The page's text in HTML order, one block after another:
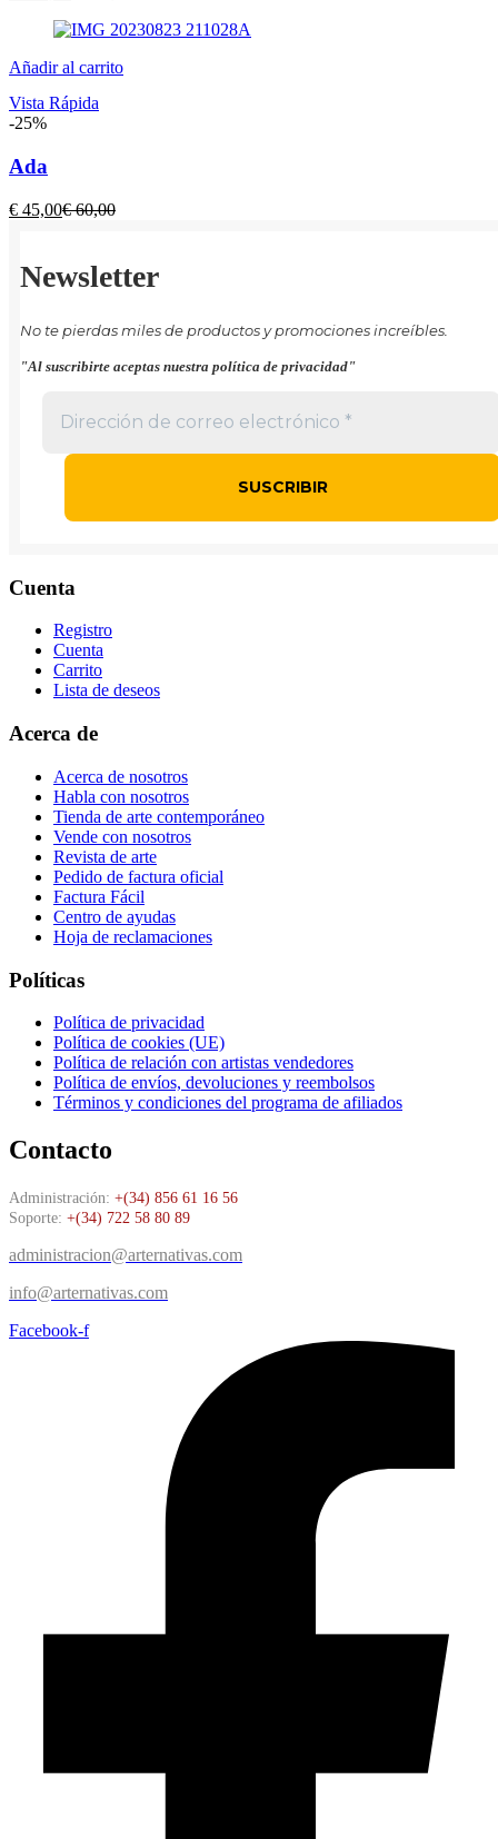
actual
€ 380,00.
original
Añadir al carrito
Vista Rápida
-25%
Ada
€ 45,00El
es:
€ 45,00.
€60,00El
era:
€ 60,00.
Newsletter
No te pierdas miles de productos y promociones increíbles.
"Al suscribirte aceptas nuestra política de privacidad"
Cuenta
Registro
Cuenta
Carrito
Lista de deseos
Acerca de
Acerca de nosotros
Habla con nosotros
Tienda de arte contemporáneo
Vende con nosotros
Revista de arte
Pedido de factura oficial
Factura Fácil
Centro de ayudas
Hoja de reclamaciones
Políticas
Política de privacidad
Política de cookies (UE)
Política de relación con artistas vendedores
Política de envíos, devoluciones y reembolsos
Términos y condiciones del programa de afiliados
Contacto
Administración: +(34) 856 61 16 56
Soporte: +(34) 722 58 80 89
administracion@arternativas.com
info@arternativas.com
Facebook-f